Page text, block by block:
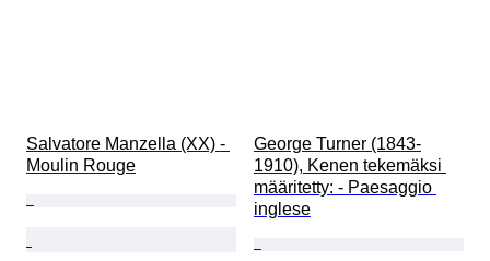
Salvatore Manzella (XX) -
Moulin Rouge
George Turner (1843-
1910), Kenen tekemäksi
määritetty: - Paesaggio
inglese